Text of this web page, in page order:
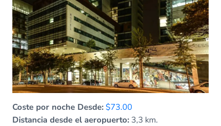
Coste por noche Desde: $73.00
Distancia desde el aeropuerto:3,3 km.